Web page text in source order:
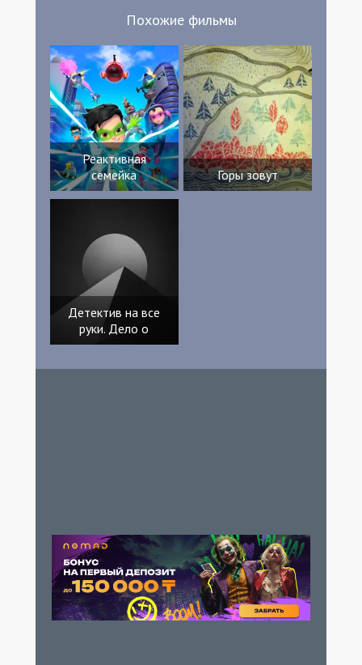
Bevan Джон Ли Пеллет Кира Гулд Сара
Smith Джонни Фишер Adam Benwell Andy
«Django» Nutall Робин Гулд Pascal Siddons
Гарри Харольд
Похожие фильмы
Реактивная
семейка
Горы зовут
Детектив на все
руки. Дело о